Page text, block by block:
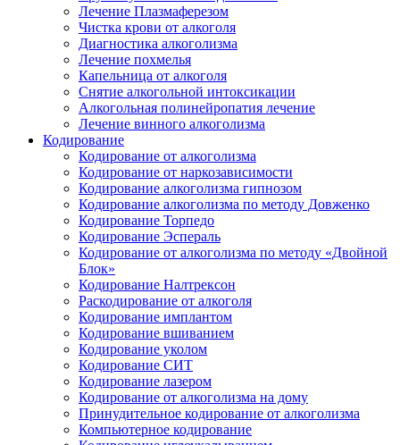
Лечение Плазмаферезом
Чистка крови от алкоголя
Диагностика алкоголизма
Лечение похмелья
Капельница от алкоголя
Снятие алкогольной интоксикации
Алкогольная полинейропатия лечение
Лечение винного алкоголизма
Кодирование
Кодирование от алкоголизма
Кодирование от наркозависимости
Кодирование алкоголизма гипнозом
Кодирование алкоголизма по методу Довженко
Кодирование Торпедо
Кодирование Эспераль
Кодирование от алкоголизма по методу «Двойной
Блок»
Кодирование Налтрексон
Раскодирование от алкоголя
Кодирование имплантом
Кодирование вшиванием
Кодирование уколом
Кодирование СИТ
Кодирование лазером
Кодирование от алкоголизма на дому
Принудительное кодирование от алкоголизма
Компьютерное кодирование